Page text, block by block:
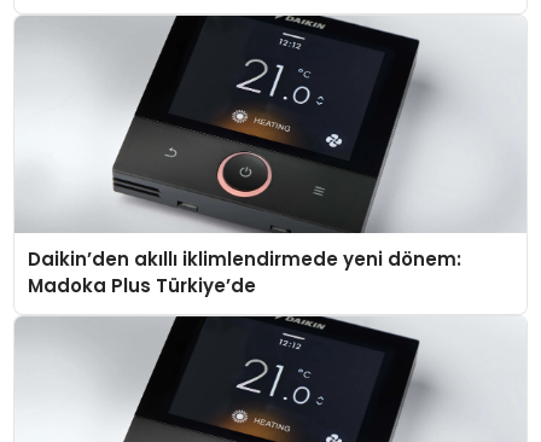
Daikin’den akıllı iklimlendirmede yeni dönem:
Madoka Plus Türkiye’de